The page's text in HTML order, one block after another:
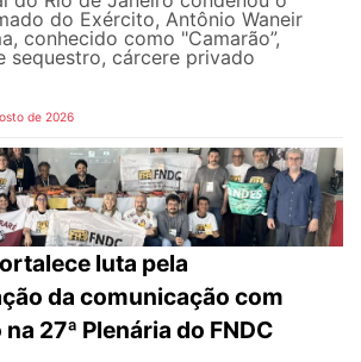
do Exército, Antônio Waneir
conhecido como "Camarão”,
sequestro, cárcere privado
de 2026
luta pela
da comunicação com
27ª Plenária do FNDC